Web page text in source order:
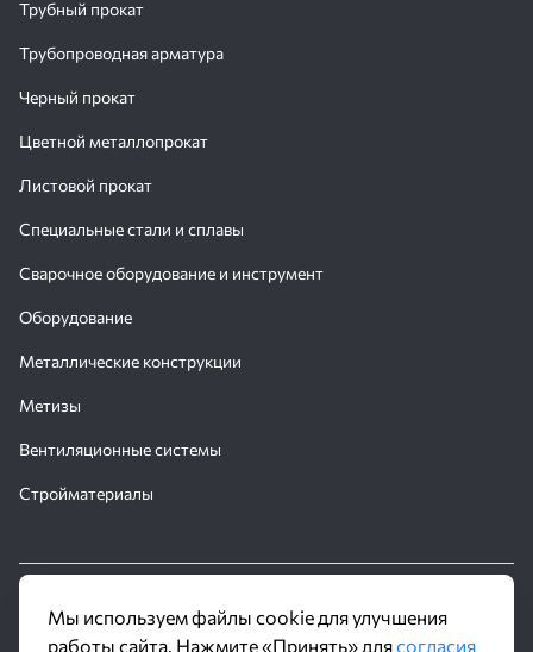
7(499)110 47-45
7(499)110 47-45
7(499)110 47-45
7(499)110 47-45
Хабаровск
Трубный прокат
Трубопроводная арматура
Черный прокат
Цветной металлопрокат
Листовой прокат
Специальные стали и сплавы
Сварочное оборудование и инструмент
Оборудование
Металлические конструкции
Метизы
Вентиляционные системы
Стройматериалы
© 2016 - 2026 Производственное объединение «Трубное
Решение»
Мы используем файлы cookie для улучшения
работы сайта. Нажмите «Принять» длясогласия